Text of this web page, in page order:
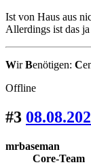
Ist von Haus aus
Allerdings ist das
WirBenötigen: C
Offline
#3
mrbaseman
Core-Team